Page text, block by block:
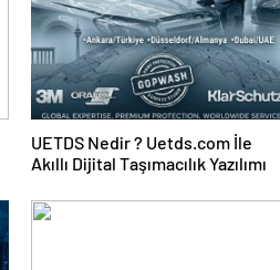
UETDS Nedir ? Uetds.com İle
Akıllı Dijital Taşımacılık Yazılımı